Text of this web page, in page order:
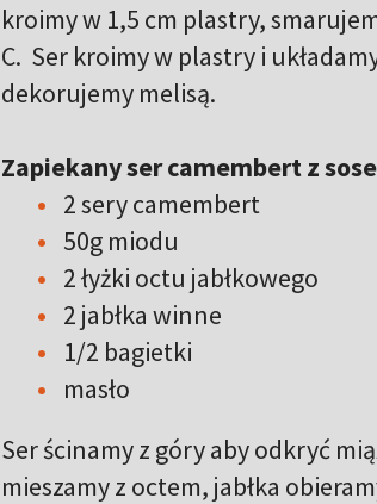
kroimy w 1,5 cm plastry,
C. Ser kroimy w plastry i
dekorujemy melisą.
Zapiekany ser camembert z
2 sery camembert
50g miodu
2 łyżki octu jabłkowego
2 jabłka winne
1/2 bagietki
masło
Ser ścinamy z góry aby odkryć
mieszamy z octem, jabłka